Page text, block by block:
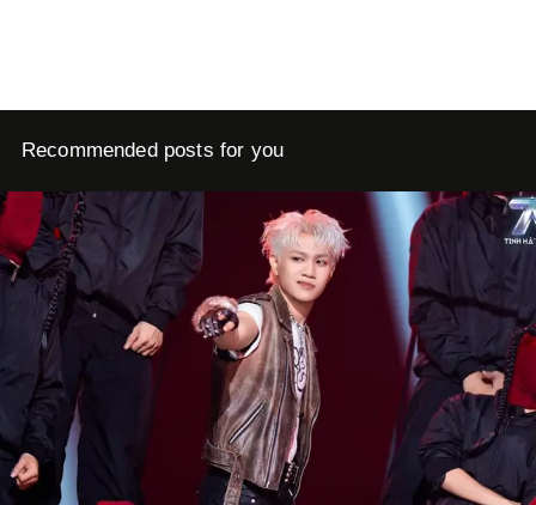
Recommended posts for you